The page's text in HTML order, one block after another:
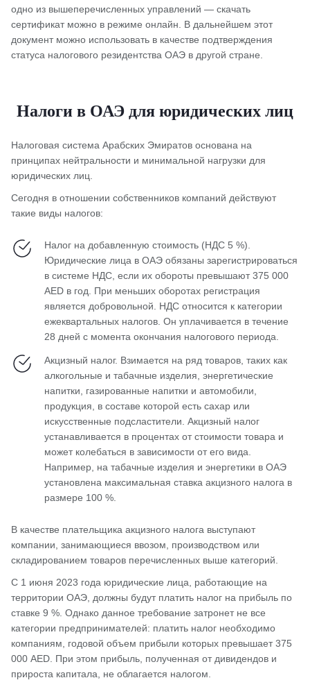
одно из вышеперечисленных управлений — скачать
сертификат можно в режиме онлайн. В дальнейшем этот
документ можно использовать в качестве подтверждения
статуса налогового резидентства ОАЭ в другой стране.
Налоги в ОАЭ для юридических лиц
Налоговая система Арабских Эмиратов основана на
принципах нейтральности и минимальной нагрузки для
юридических лиц.
Сегодня в отношении собственников компаний действуют
такие виды налогов:
Налог на добавленную стоимость (НДС 5 %).
Юридические лица в ОАЭ обязаны зарегистрироваться
в системе НДС, если их обороты превышают 375 000
AED в год. При меньших оборотах регистрация
является добровольной. НДС относится к категории
ежеквартальных налогов. Он уплачивается в течение
28 дней с момента окончания налогового периода.
Акцизный налог. Взимается на ряд товаров, таких как
алкогольные и табачные изделия, энергетические
напитки, газированные напитки и автомобили,
продукция, в составе которой есть сахар или
искусственные подсластители. Акцизный налог
устанавливается в процентах от стоимости товара и
может колебаться в зависимости от его вида.
Например, на табачные изделия и энергетики в ОАЭ
установлена максимальная ставка акцизного налога в
размере 100 %.
В качестве плательщика акцизного налога выступают
компании, занимающиеся ввозом, производством или
складированием товаров перечисленных выше категорий.
С 1 июня 2023 года юридические лица, работающие на
территории ОАЭ, должны будут платить налог на прибыль по
ставке 9 %. Однако данное требование затронет не все
категории предпринимателей: платить налог необходимо
компаниям, годовой объем прибыли которых превышает 375
000 AED. При этом прибыль, полученная от дивидендов и
прироста капитала, не облагается налогом.